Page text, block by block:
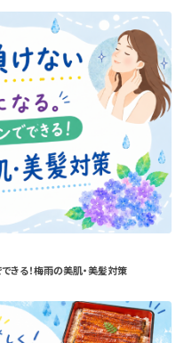
きる！梅雨の美肌・美髪対策